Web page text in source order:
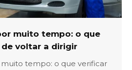
muito tempo: o que
voltar a dirigir
tempo: o que verificar